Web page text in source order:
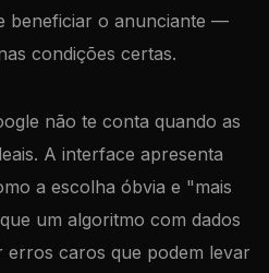
beneficiar o anunciante —
condições certas.
não te conta quando as
A interface apresenta
a escolha óbvia e "mais
um algoritmo com dados
erros caros que podem levar